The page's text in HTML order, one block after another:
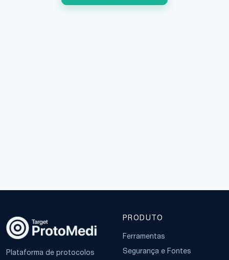
Plataforma de protocolos
PRODUTO
Ferramentas
Segurança e Fontes